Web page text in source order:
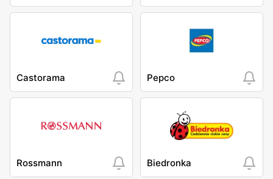
Castorama Pepco
Rossmann Biedronka